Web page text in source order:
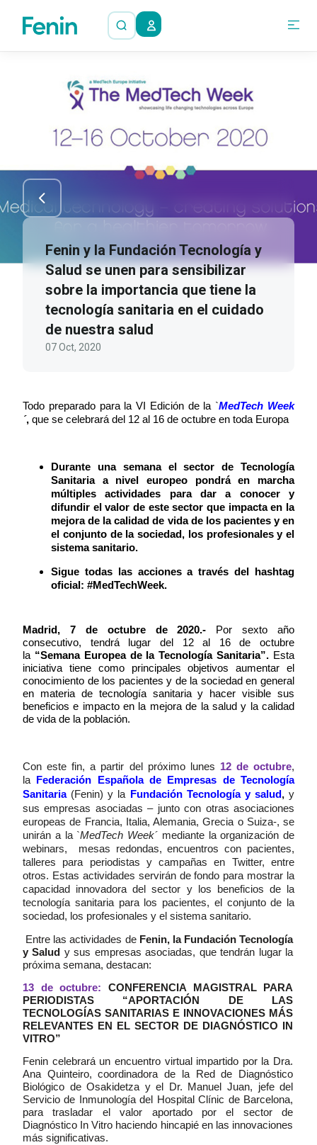
Fenin y la Fundación Tecnología y
Salud se unen para sensibilizar
sobre la importancia que tiene la
tecnología sanitaria en el cuidado
de nuestra salud
07 Oct, 2020
Todo preparado para la VI Edición de la `MedTech Week
´, que se celebrará del 12 al 16 de octubre en toda Europa
Durante una semana el sector de Tecnología
Sanitaria a nivel europeo pondrá en marcha
múltiples actividades para dar a conocer y
difundir el valor de este sector que impacta en la
mejora de la calidad de vida de los pacientes y en
el conjunto de la sociedad, los profesionales y el
sistema sanitario.
Sigue todas las acciones a través del hashtag
oficial: #MedTechWeek.
Madrid, 7 de octubre de 2020.-
Por sexto año
consecutivo, tendrá lugar del 12 al 16 de octubre
la “Semana Europea de la Tecnología Sanitaria”. Esta
iniciativa tiene como principales objetivos aumentar el
conocimiento de los pacientes y de la sociedad en general
en materia de tecnología sanitaria y hacer visible sus
beneficios e impacto en la mejora de la salud y la calidad
de vida de la población.
Con este fin, a partir del próximo lunes 12 de octubre,
la
Federación Española de Empresas de Tecnología
Sanitaria (Fenin) y la Fundación Tecnología y salud , y
sus empresas asociadas – junto con otras asociaciones
europeas de Francia, Italia, Alemania, Grecia o Suiza-, se
unirán a la `MedTech Week´ mediante la organización de
webinars, mesas redondas, encuentros con pacientes,
talleres para periodistas y campañas en Twitter, entre
otros. Estas actividades servirán de fondo para mostrar la
capacidad innovadora del sector y los beneficios de la
tecnología sanitaria para los pacientes, el conjunto de la
sociedad, los profesionales y el sistema sanitario.
Entre las actividades de Fenin, la Fundación Tecnología
y Salud y sus empresas asociadas, que tendrán lugar la
próxima semana, destacan:
13 de octubre:
CONFERENCIA MAGISTRAL PARA
PERIODISTAS “APORTACIÓN DE LAS
TECNOLOGÍAS SANITARIAS E INNOVACIONES MÁS
RELEVANTES EN EL SECTOR DE DIAGNÓSTICO IN
VITRO”
Fenin celebrará un encuentro virtual impartido por la Dra.
Ana Quinteiro, coordinadora de la Red de Diagnóstico
Biológico de Osakidetza y el Dr. Manuel Juan, jefe del
Servicio de Inmunología del Hospital Clínic de Barcelona,
para trasladar el valor aportado por el sector de
Diagnóstico In Vitro haciendo hincapié en las innovaciones
más significativas.